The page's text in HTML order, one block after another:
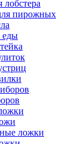
пирожных
еды
ложки